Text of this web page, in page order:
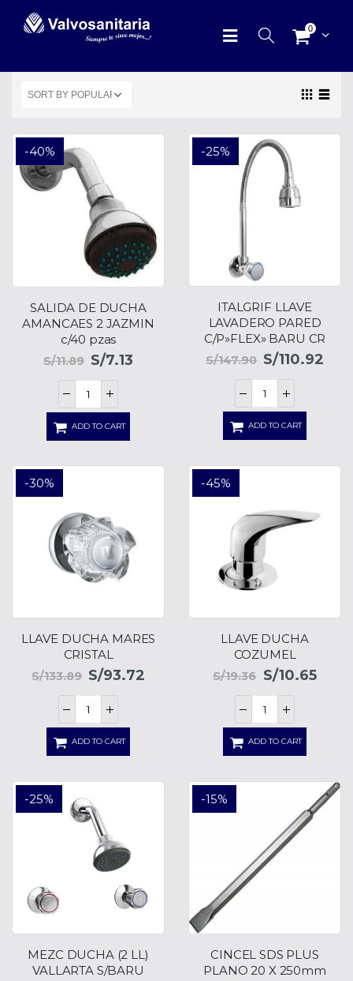
0
-40%
SALIDA DE DUCHA
AMANCAES 2 JAZMIN
c/40 pzas
S/11.89 S/7.13
ADD TO CART
-25%
ITALGRIF LLAVE
LAVADERO PARED
C/P»FLEX» BARU CR
S/147.90 S/110.92
ADD TO CART
-30%
LLAVE DUCHA MARES
CRISTAL
S/133.89 S/93.72
ADD TO CART
-45%
LLAVE DUCHA
COZUMEL
S/19.36 S/10.65
ADD TO CART
-25%
MEZC DUCHA (2 LL)
VALLARTA S/BARU
-15%
CINCEL SDS PLUS
PLANO 20 X 250mm